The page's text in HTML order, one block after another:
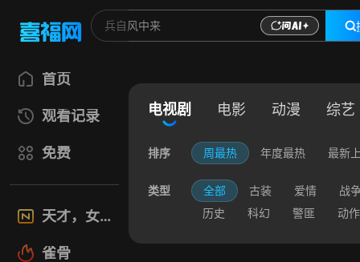
首页
观看记录
免费
天才，女友
雀骨
电视剧 电影 动漫 综艺
排序 周最热 年度最热 最新
类型 全部 古装 爱情
战
历史
科幻 警匪 动作